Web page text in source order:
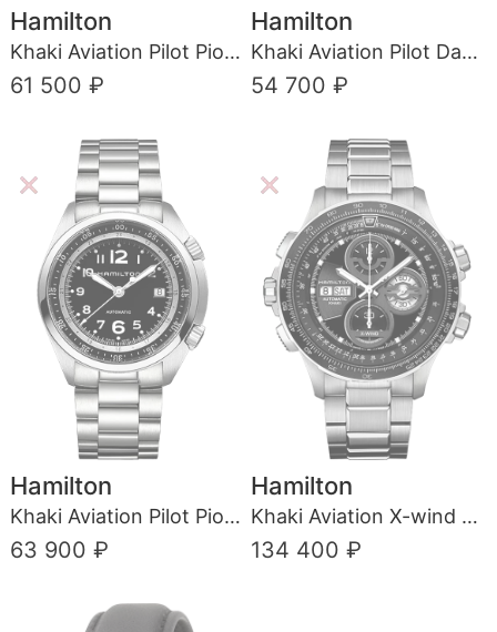
Hamilton
Khaki Aviation Pilot Pioneer Chrono Quartz
61 500 ₽
Hamilton
Khaki Aviation Pilot Day Date Auto
54 700 ₽
Hamilton
Khaki Aviation Pilot Pioneer Auto
63 900 ₽
Hamilton
Khaki Aviation X-wind Auto Chrono Limited Edition
134 400 ₽